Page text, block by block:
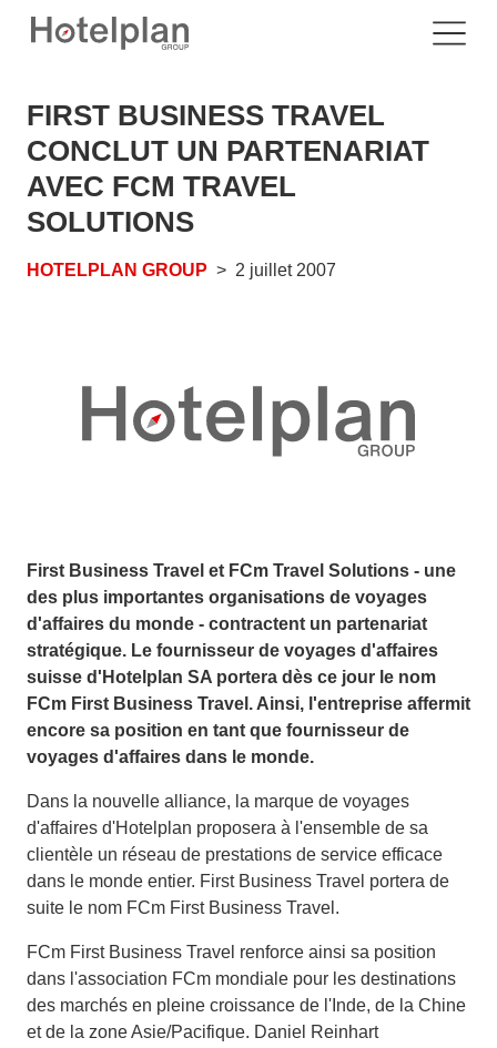
FIRST BUSINESS TRAVEL
CONCLUT UN PARTENARIAT
AVEC FCM TRAVEL
SOLUTIONS
HOTELPLAN GROUP 2 juillet 2007
First Business Travel et FCm Travel Solutions - une
des plus importantes organisations de voyages
d'affaires du monde - contractent un partenariat
stratégique. Le fournisseur de voyages d'affaires
suisse d'Hotelplan SA portera dès ce jour le nom
FCm First Business Travel. Ainsi, l'entreprise affermit
encore sa position en tant que fournisseur de
voyages d'affaires dans le monde.
Dans la nouvelle alliance, la marque de voyages
d'affaires d'Hotelplan proposera à l'ensemble de sa
clientèle un réseau de prestations de service efficace
dans le monde entier. First Business Travel portera de
suite le nom FCm First Business Travel.
FCm First Business Travel renforce ainsi sa position
dans l'association FCm mondiale pour les destinations
des marchés en pleine croissance de l'Inde, de la Chine
et de la zone Asie/Pacifique. Daniel Reinhart